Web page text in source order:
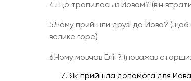
4.Що трапилось із Йовом? (він
5.Чому прийшли друзі до Йова? (щоб
велике горе)
6.Чому мовчав Еліг? (поважав
Як прийшла допомога для